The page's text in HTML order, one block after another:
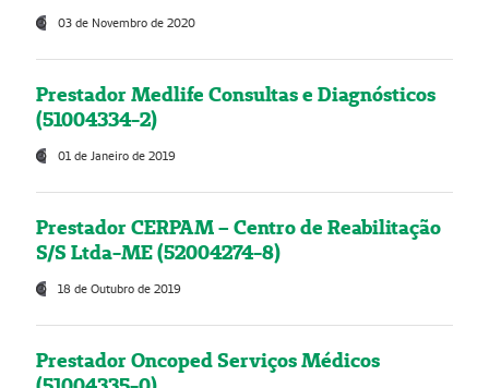
03 de Novembro de 2020
Prestador Medlife Consultas e Diagnósticos
(51004334-2)
01 de Janeiro de 2019
Prestador CERPAM – Centro de Reabilitação
S/S Ltda-ME (52004274-8)
18 de Outubro de 2019
Prestador Oncoped Serviços Médicos